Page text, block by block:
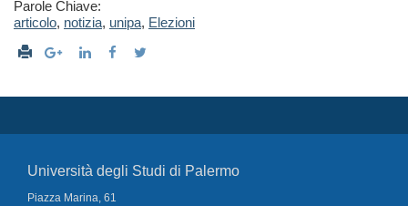
Parole Chiave:
articolo, notizia, unipa, Elezioni
Università degli Studi di Palermo
Piazza Marina, 61